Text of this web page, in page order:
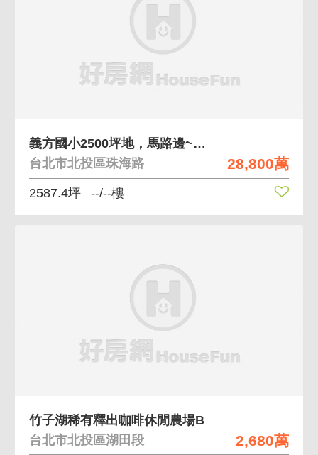
28,800萬
義方國小2500坪地，馬路邊~0971002032
台北市北投區珠海路
2587.4坪 --/--樓
2,680萬
竹子湖稀有釋出咖啡休閒農場B
台北市北投區湖田段